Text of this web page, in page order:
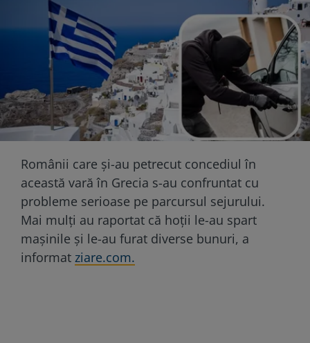
Românii care și-au petrecut concediul în
această vară în Grecia s-au confruntat cu
probleme serioase pe parcursul sejurului.
Mai mulți au raportat că hoții le-au spart
mașinile și le-au furat diverse bunuri, a
informat ziare.com.